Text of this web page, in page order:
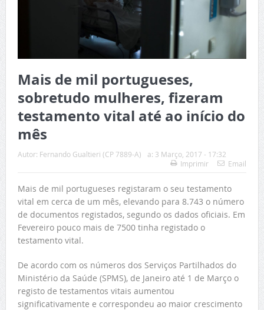
Mais de mil portugueses,
sobretudo mulheres, fizeram
testamento vital até ao início do
mês
Autor: Fernando Gualtieri (CP 7889-A) a: 3 Março, 2017 - 17:32
Imprimir
Email
Mais de mil portugueses registaram o seu testamento
vital em cerca de um mês, elevando para 8.743 o número
de documentos registados, segundo os dados oficiais. Em
Fevereiro pouco mais de 7500 tinha registado o
testamento vital.
De acordo com os números dos Serviços Partilhados do
Ministério da Saúde (SPMS), de Janeiro até 1 de Março o
registo de testamentos vitais aumentou
significativamente e correspondeu ao maior crescimento